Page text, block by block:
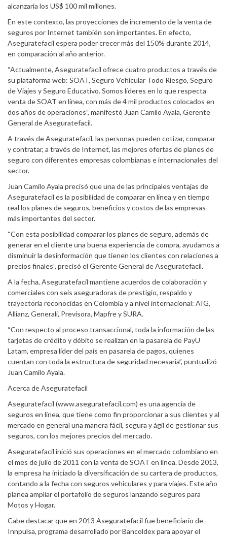
alcanzaría los US$ 100 mil millones.
En este contexto, las proyecciones de incremento de la venta de
seguros por Internet también son importantes. En efecto,
Aseguratefacil espera poder crecer más del 150% durante 2014,
en comparación al año anterior.
“Actualmente, Aseguratefacil ofrece cuatro productos a través de
su plataforma web: SOAT, Seguro Vehicular Todo Riesgo, Seguro
de Viajes y Seguro Educativo. Somos líderes en lo que respecta
venta de SOAT en línea, con más de 4 mil productos colocados en
dos años de operaciones”, manifestó Juan Camilo Ayala, Gerente
General de Aseguratefacil.
A través de Aseguratefacil, las personas pueden cotizar, comparar
y contratar, a través de Internet, las mejores ofertas de planes de
seguro con diferentes empresas colombianas e internacionales del
sector.
Juan Camilo Ayala precisó que una de las principales ventajas de
Aseguratefacil es la posibilidad de comparar en línea y en tiempo
real los planes de seguros, beneficios y costos de las empresas
más importantes del sector.
“Con esta posibilidad comparar los planes de seguro, además de
generar en el cliente una buena experiencia de compra, ayudamos a
disminuir la desinformación que tienen los clientes con relaciones a
precios finales”, precisó el Gerente General de Aseguratefacil.
A la fecha, Aseguratefacil mantiene acuerdos de colaboración y
comerciales con seis aseguradoras de prestigio, respaldo y
trayectoria reconocidas en Colombia y a nivel internacional: AIG,
Allianz, Generali, Previsora, Mapfre y SURA.
“Con respecto al proceso transaccional, toda la información de las
tarjetas de crédito y débito se realizan en la pasarela de PayU
Latam, empresa líder del país en pasarela de pagos, quienes
cuentan con toda la estructura de seguridad necesaria”, puntualizó
Juan Camilo Ayala.
Acerca de Aseguratefacil
Aseguratefacil (www.aseguratefacil.com) es una agencia de
seguros en línea, que tiene como fin proporcionar a sus clientes y al
mercado en general una manera fácil, segura y ágil de gestionar sus
seguros, con los mejores precios del mercado.
Aseguratefacil inició sus operaciones en el mercado colombiano en
el mes de julio de 2011 con la venta de SOAT en línea. Desde 2013,
la empresa ha iniciado la diversificación de su cartera de productos,
contando a la fecha con seguros vehiculares y para viajes. Este año
planea ampliar el portafolio de seguros lanzando seguros para
Motos y Hogar.
Cabe destacar que en 2013 Aseguratefacil fue beneficiario de
Innpulsa, programa desarrollado por Bancoldex para apoyar el